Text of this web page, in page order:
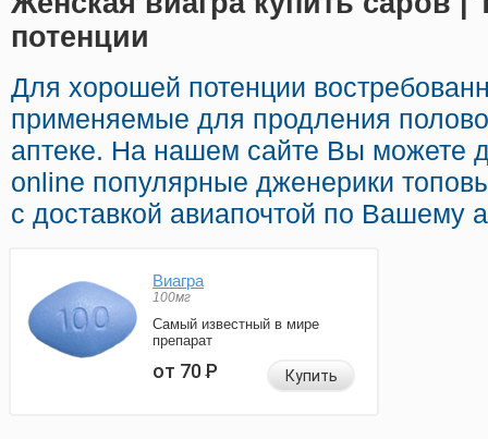
потенции
Для хорошей потенции
применяемые для продления
аптеке. На нашем сайте Вы можете
online популярные дженерики
с доставкой авиапочтой по Вашему
Виагра
100мг
Самый известный в мире
препарат
от 70Р Купить